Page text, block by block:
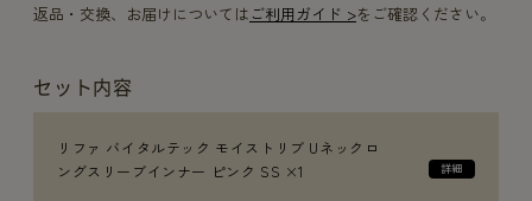
返品・交換、お届けについてはご利用ガイド >をご確認ください。
セット内容
リファ バイタルテック モイストリブ Uネックロ
ングスリーブインナー ピンク SS ×1